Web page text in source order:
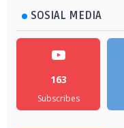
SOSIAL MEDIA
163
Subscribes